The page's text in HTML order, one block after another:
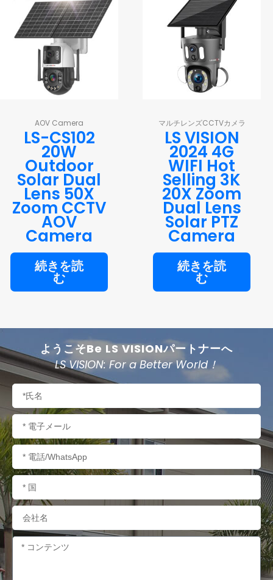
AOV Camera
LS-CS102
20W
Outdoor
Solar Dual
Lens 50X
Zoom CCTV
AOV
Camera
続きを読
む
マルチレンズCCTVカメラ
LS VISION
2024 4G
WIFI Hot
Selling 3K
20X Zoom
Dual Lens
Solar PTZ
Camera
続きを読
む
ようこそBe LS VISIONパートナーへ
LS VISION: For a Better World！
名
電
子
メ
ー
ル
電
話/WhatsApp
国
名
会
社
名
内